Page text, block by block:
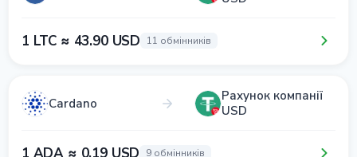
1 LTC ≈ 43.90 USD 11 обмінників
Cardano
Рахунок компанії
USD
1 ADA ≈ 0.19 USD 9 обмінників